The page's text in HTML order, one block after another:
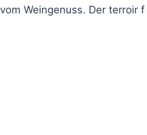
Weingenuss. Der terroir